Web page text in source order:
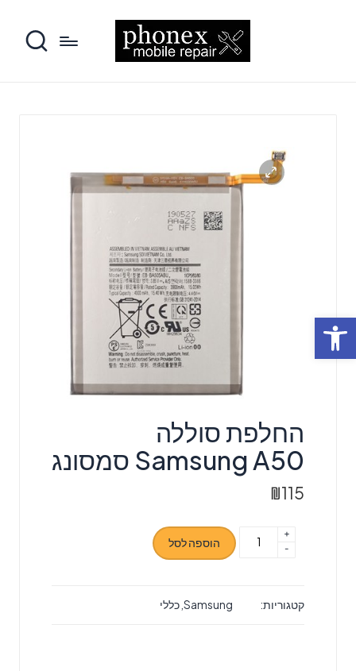
פתח סרגל נגישות
‏החלפת סוללה
Samsung A50 סמסונג
₪115
כמות
Samsung
-
+
הוספה לסל
קטגוריות: Samsung כללי